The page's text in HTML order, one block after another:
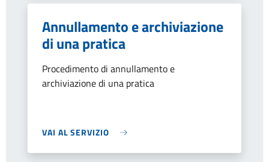
Annullamento e archiviazione
di una pratica
Procedimento di annullamento e
archiviazione di una pratica
VAI AL SERVIZIO